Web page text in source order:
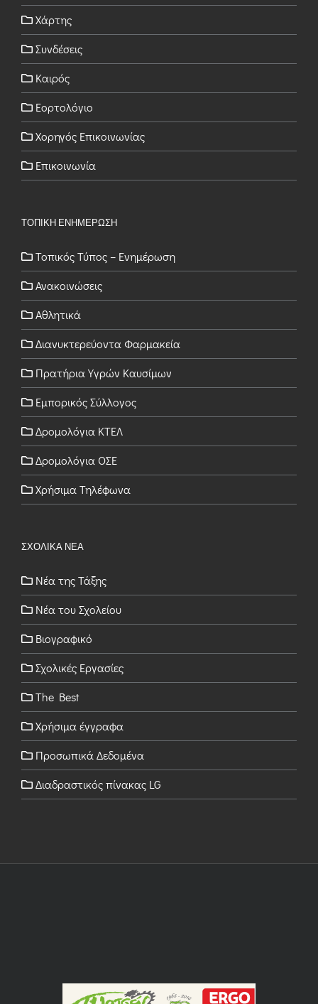
Χάρτης
Συνδέσεις
Καιρός
Εορτολόγιο
Χορηγός Επικοινωνίας
Επικοινωνία
ΤΟΠΙΚΗ ΕΝΗΜΕΡΩΣΗ
Τοπικός Τύπος – Ενημέρωση
Ανακοινώσεις
Αθλητικά
Διανυκτερεύοντα Φαρμακεία
Πρατήρια Υγρών Καυσίμων
Εμπορικός Σύλλογος
Δρομολόγια ΚΤΕΛ
Δρομολόγια ΟΣΕ
Χρήσιμα Τηλέφωνα
ΣΧΟΛΙΚΑ ΝΕΑ
Νέα της Τάξης
Νέα του Σχολείου
Βιογραφικό
Σχολικές Εργασίες
The Best
Χρήσιμα έγγραφα
Προσωπικά Δεδομένα
Διαδραστικός πίνακας LG